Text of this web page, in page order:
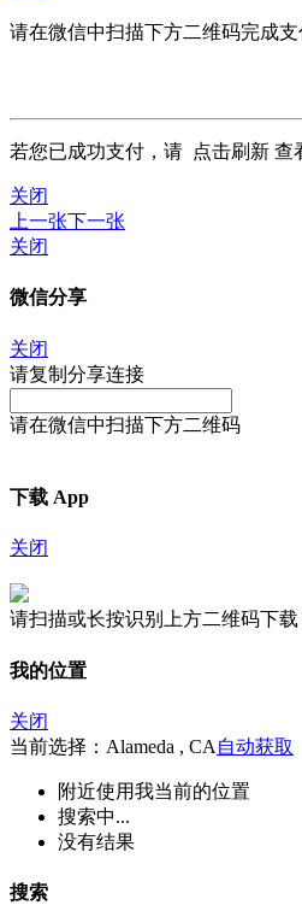
请在微信中扫描下方二维码完成支
若您已成功支付，请 点击刷新 查
关闭
上一张下一张
关闭
微信分享
关闭
请复制分享连接
请在微信中扫描下方二维码
下载 App
关闭
请扫描或长按识别上方二维码下
我的位置
关闭
当前选择：Alameda , CA 自动获取
附近使用我当前的位置
搜索中...
没有结果
搜索